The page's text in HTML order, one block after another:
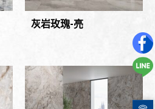
灰岩玫瑰-亮